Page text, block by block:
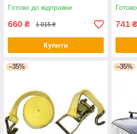
Готово до відправки
660 ₴ 1 015 ₴
Купити
741 ₴
–35% –35%